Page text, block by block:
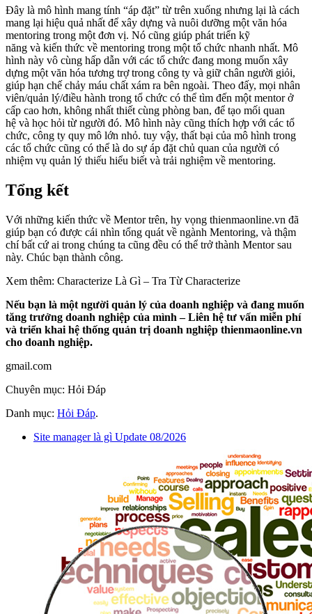
Đây là mô hình mang tính “áp đặt” từ trên xuống nhưng lại là cách
mang lại hiệu quả nhất để xây dựng và nuôi dưỡng một văn hóa
mentoring trong một đơn vị. Nó cũng giúp phát triển kỹ
năng và kiến thức về mentoring trong một tổ chức nhanh nhất. Mô
hình này vô cùng hấp dẫn với các tổ chức đang mong muốn xây
dựng một văn hóa tương trợ trong công ty và giữ chân người giỏi,
giúp hạn chế chảy máu chất xám ra bên ngoài. Theo đấy, mọi nhân
viên/quản lý/điều hành trong tổ chức có thể tìm đến một mentor ở
cấp cao hơn, không nhất thiết cùng phòng ban, để tạo mối quan
hệ và học hỏi từ người đó. Mô hình này cũng thích hợp với các tổ
chức, công ty quy mô lớn nhỏ. tuy vậy, thất bại của mô hình trong
các tổ chức cũng có thể là do sự áp đặt chủ quan của người có
nhiệm vụ quản lý thiếu hiểu biết và trải nghiệm về mentoring.
Tổng kết
Với những kiến thức về Mentor trên, hy vọng thienmaonline.vn đã
giúp bạn có được cái nhìn tổng quát về ngành Mentoring, và thậm
chí bất cứ ai trong chúng ta cũng đều có thể trở thành Mentor sau
này. Chúc bạn thành công.
Xem thêm: Characterize Là Gì – Tra Từ Characterize
Nếu bạn là một người quản lý của doanh nghiệp và đang muốn
tăng trưởng doanh nghiệp của mình – Liên hệ tư vấn miễn phí
và triển khai hệ thống quản trị doanh nghiệp thienmaonline.vn
cho doanh nghiệp.
gmail.com
Chuyên mục: Hỏi Đáp
Danh mục: Hỏi Đáp.
Site manager là gì Update 08/2026